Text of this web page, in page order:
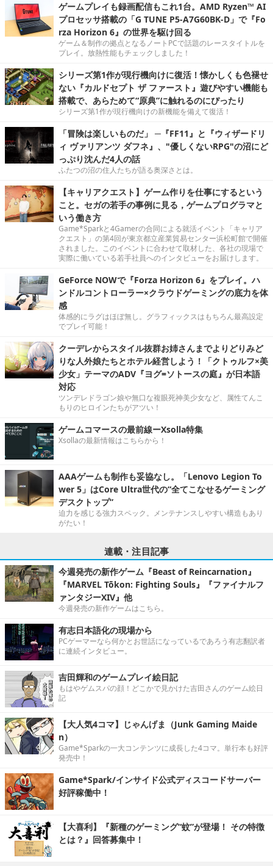
ゲームプレイも録画配信もこれ1台。AMD Ryzen™ AI
プロセッサ搭載の「G TUNE P5-A7G60BK-D」で『Fo
rza Horizon 6』の世界を駆け回る
ゲーム＆制作の拠点となるノートPCで話題のレースタイトルを
プレイ。放熱性能もチェックしました！
シリーズ第1作が現行機向けに復活！懐かしくも色褪せ
ない『カルドセプト ザ ファースト』遊びやすい機能も
搭載で、あらためて“原典”に触れるのにぴったり
シリーズ第1作が現行機向けの新機能を備えて復活！
「冒険は楽しいものだ」 ─『FF11』と『ウィザードリ
ィ ヴァリアンツ ダフネ』、"優しくないRPG"の沼にど
っぷり沈んだ4人の話
ふたつの沼の住人たちが語る奥深さとは。
【キャリアクエスト】ゲーム作りを仕事にするという
こと。セガの若手の事例に見る，ゲームプログラマと
いう働き方
Game*Sparkと4Gamerの合同による就活イベント「キャリア
クエスト」の第4回が東京都立産業貿易センター浜松町館で開催
されました。このイベントに合わせて取材した、各社の現場で
実際に働いている若手社員へのインタビューをお届けします。
GeForce NOWで『Forza Horizon 6』をプレイ。ハ
ンドルコントローラー×クラウドゲーミングの底力を体
感
体感的にラグはほぼ無し。グラフィックスはもちろん最高設定
でプレイ可能！
クーデレからスタイル抜群お姉さんまでよりどりみど
りな人外娘たちとホテル経営しよう！「クトゥルフ×美
少女」テーマのADV『ヨグ=ソトースの庭』が日本語
対応
ツンデレドラゴン娘や無口な複眼死神美少女など、属性てんこ
もりのヒロインたちがアツい！
ゲームコマースの最前線ーXsolla特集
Xsollaの最新情報はこちらから！
AAAゲームも制作も妥協なし。「Lenovo Legion To
wer 5」はCore Ultra世代の“全てこなせるゲーミング
デスクトップ”
迫力を感じる強力スペック。メンテナンスしやすい構造もあり
がたい！
連載・注目記事
今週発売の新作ゲーム『Beast of Reincarnation』
『MARVEL Tōkon: Fighting Souls』『ファイナルフ
ァンタジーXIV』他
今週発売の新作ゲームはこちら。
有志日本語化の現場から
PCゲーマーなら何かとお世話になっているであろう有志翻訳者
に連続インタビュー。
吉田輝和のゲームプレイ絵日記
もはやゲムスパの顔！どこかで見かけた吉田さんのゲーム絵日
記
【大人気4コマ】じゃんげま（Junk Gaming Maide
n）
Game*Sparkの一大コンテンツに成長した4コマ。単行本も好評
発売中！
Game*Spark/インサイド公式ディスコードサーバー
好評稼働中！
【大喜利】『新種のゲーミング“蚊”が登場！ その特徴
とは？』回答募集中！